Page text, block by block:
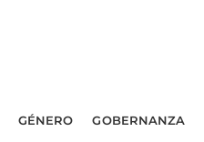
GÉNERO GOBERNANZA